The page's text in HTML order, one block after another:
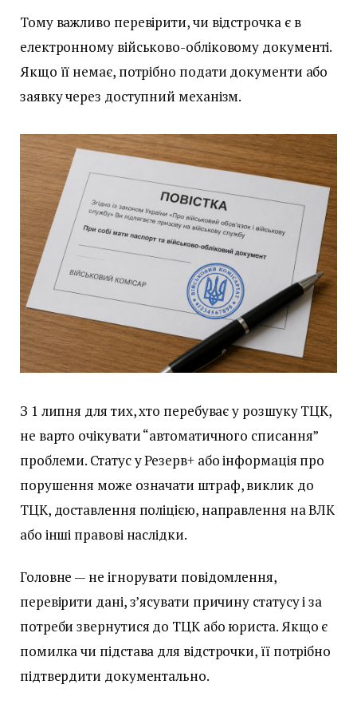
Тому важливо перевірити, чи відстрочка є в
електронному військово-обліковому документі.
Якщо її немає, потрібно подати документи або
заявку через доступний механізм.
З 1 липня для тих, хто перебуває у розшуку ТЦК,
не варто очікувати “автоматичного списання”
проблеми. Статус у Резерв+ або інформація про
порушення може означати штраф, виклик до
ТЦК, доставлення поліцією, направлення на ВЛК
або інші правові наслідки.
Головне — не ігнорувати повідомлення,
перевірити дані, з’ясувати причину статусу і за
потреби звернутися до ТЦК або юриста. Якщо є
помилка чи підстава для відстрочки, її потрібно
підтвердити документально.